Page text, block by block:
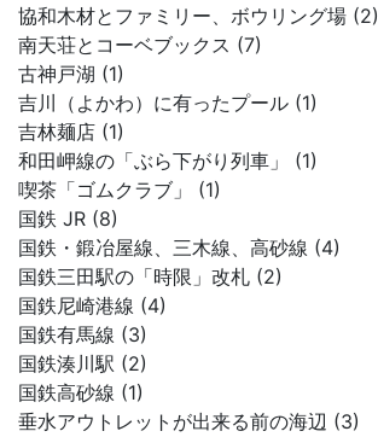
協和木材とファミリー、ボウリング場 (2)
南天荘とコーベブックス (7)
古神戸湖 (1)
吉川（よかわ）に有ったプール (1)
吉林麺店 (1)
和田岬線の「ぶら下がり列車」 (1)
喫茶「ゴムクラブ」 (1)
国鉄 JR (8)
国鉄・鍛冶屋線、三木線、高砂線 (4)
国鉄三田駅の「時限」改札 (2)
国鉄尼崎港線 (4)
国鉄有馬線 (3)
国鉄湊川駅 (2)
国鉄高砂線 (1)
垂水アウトレットが出来る前の海辺 (3)